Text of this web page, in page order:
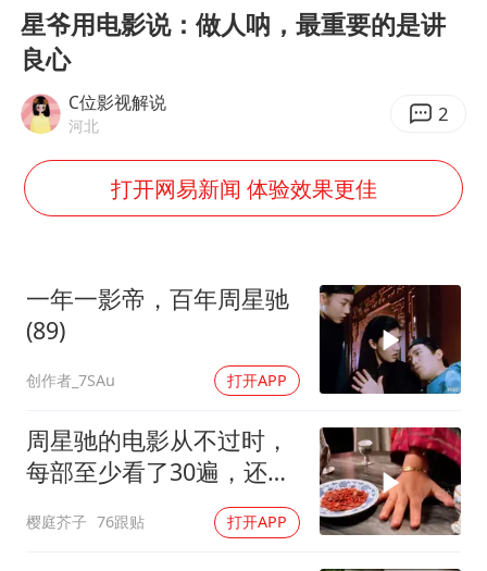
胜宏科技：股票交易异常波动
美股存储板块集体大跌
百花奖开幕式
夯实基础开新局
星爷用电影说：做人呐，最重要的是讲
良心
C位影视解说
河北 2
打开网易新闻 体验效果更佳
一年一影帝，百年周星驰
(89)
创作者_7SAu 打开APP
周星驰的电影从不过时，
每部至少看了30遍，还是
樱庭芥子 76跟贴 打开APP